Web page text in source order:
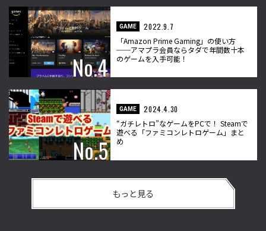
GAME
2022.9.7
「Amazon Prime Gaming」の使い方
──アマプラ会員ならタダで年間数十本
のゲームを入手可能！
GAME
2024.4.30
“ガチレトロ”なゲームをPCで！ Steamで
遊べる「ファミコンレトロゲーム」まと
め
もっと見る